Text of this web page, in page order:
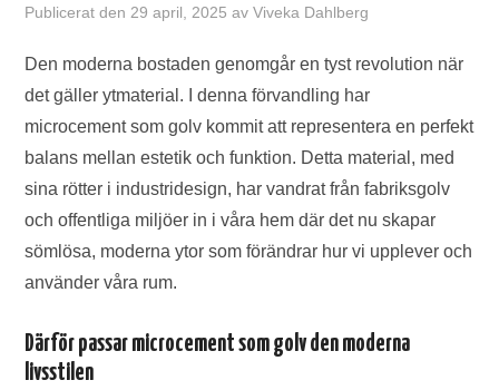
Publicerat den 29 april, 2025 avViveka Dahlberg
Den moderna bostaden genomgår en tyst revolution när
det gäller ytmaterial. I denna förvandling har
microcement som golv kommit att representera en perfekt
balans mellan estetik och funktion. Detta material, med
sina rötter i industridesign, har vandrat från fabriksgolv
och offentliga miljöer in i våra hem där det nu skapar
sömlösa, moderna ytor som förändrar hur vi upplever och
använder våra rum.
Därför passar microcement som golv den moderna
livsstilen